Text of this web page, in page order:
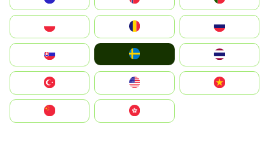
United States
中國香港特別行政區